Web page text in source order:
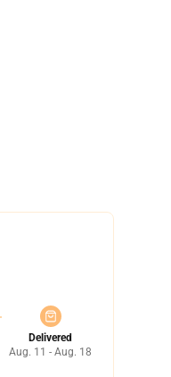
Delivered
Aug. 11 - Aug. 18